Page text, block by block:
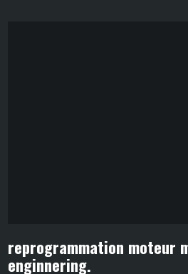
reprogrammation moteur
enginnering.